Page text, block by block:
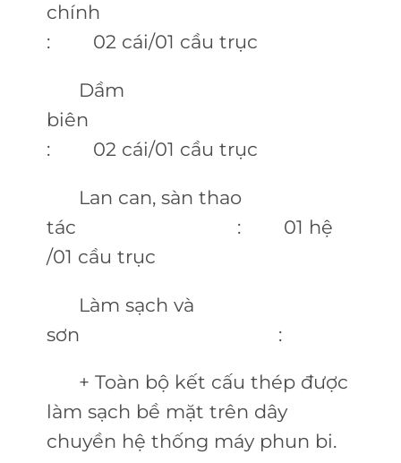
chính
: 02 cái/01 cầu trục
Dầm
biên
: 02 cái/01 cầu trục
Lan can, sàn thao
tác : 01 hệ
/01 cầu trục
Làm sạch và
sơn :
+ Toàn bộ kết cấu thép được
làm sạch bề mặt trên dây
chuyền hệ thống máy phun bi.